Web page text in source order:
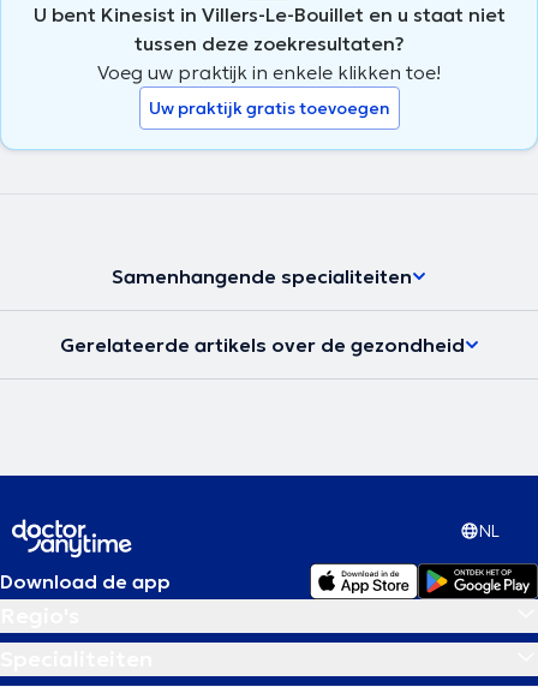
U bent Kinesist in Villers-Le-Bouillet en u staat niet
tussen deze zoekresultaten?
Voeg uw praktijk in enkele klikken toe!
Uw praktijk gratis toevoegen
Samenhangende specialiteiten
Gerelateerde artikels over de gezondheid
NL
Download de app